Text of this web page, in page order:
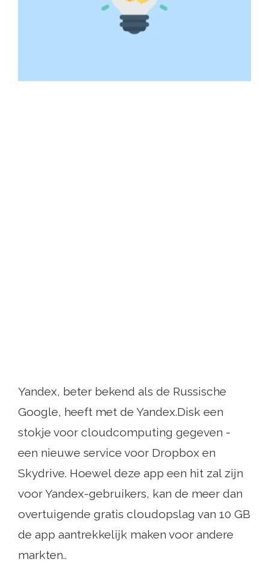
Yandex, beter bekend als de Russische
Google, heeft met de Yandex.Disk een
stokje voor cloudcomputing gegeven -
een nieuwe service voor Dropbox en
Skydrive. Hoewel deze app een hit zal zijn
voor Yandex-gebruikers, kan de meer dan
overtuigende gratis cloudopslag van 10 GB
de app aantrekkelijk maken voor andere
markten..